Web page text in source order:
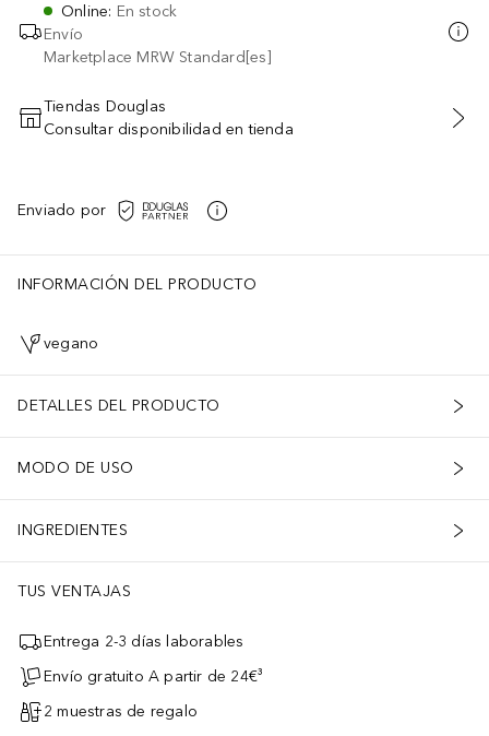
Online: En stock
Envío
Marketplace MRW Standard[es]
AÑADIR AL CARRITO
Tiendas Douglas
Consultar disponibilidad en tienda
Enviado por
INFORMACIÓN DEL PRODUCTO
vegano
DETALLES DEL PRODUCTO
MODO DE USO
INGREDIENTES
TUS VENTAJAS
Entrega 2-3 días laborables
Envío gratuito A partir de 24€³
2 muestras de regalo